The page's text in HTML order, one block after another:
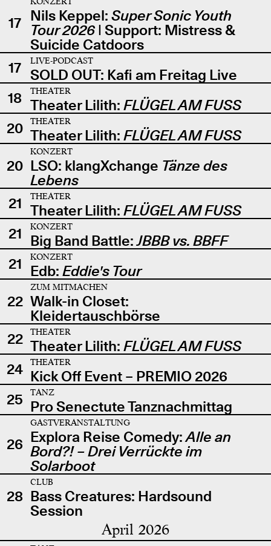
17 Nils Keppel: Super Sonic Youth
Tour 2026| Support: Mistress &
Suicide Catdoors
17
LIVE-PODCAST
SOLD OUT: Kafi am Freitag Live
18
THEATER
Theater Lilith: FLÜGEL AM FUSS
20
THEATER
Theater Lilith: FLÜGEL AM FUSS
20
KONZERT
LSO: klangXchange Tänze des
Lebens
21
THEATER
Theater Lilith: FLÜGEL AM FUSS
21
KONZERT
Big Band Battle:JBBB vs. BBFF
21
KONZERT
Edb: Eddie's Tour
22
ZUM MITMACHEN
Walk-in Closet:
Kleidertauschbörse
22
THEATER
Theater Lilith: FLÜGEL AM FUSS
24
THEATER
Kick Off Event – PREMIO 2026
25
TANZ
Pro Senectute Tanznachmittag
26
GASTVERANSTALTUNG
Explora Reise Comedy:Alle an
Bord?! – Drei Verrückte im
Solarboot
28
CLUB
Bass Creatures: Hardsound
Session
April 2026